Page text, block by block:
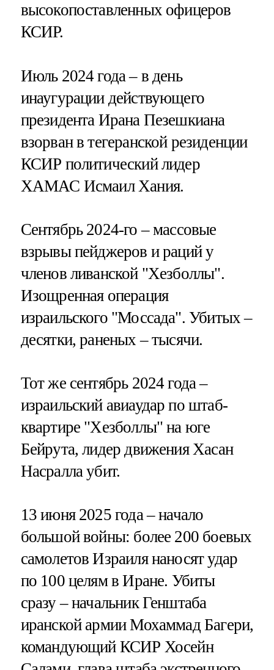
высокопоставленных офицеров
КСИР.
Июль 2024 года – в день
инаугурации действующего
президента Ирана Пезешкиана
взорван в тегеранской резиденции
КСИР политический лидер
ХАМАС Исмаил Хания.
Сентябрь 2024-го – массовые
взрывы пейджеров и раций у
членов ливанской "Хезболлы".
Изощренная операция
израильского "Моссада". Убитых –
десятки, раненых – тысячи.
Тот же сентябрь 2024 года –
израильский авиаудар по штаб-
квартире "Хезболлы" на юге
Бейрута, лидер движения Хасан
Насралла убит.
13 июня 2025 года – начало
большой войны: более 200 боевых
самолетов Израиля наносят удар
по 100 целям в Иране. Убиты
сразу – начальник Генштаба
иранской армии Мохаммад Багери,
командующий КСИР Хосейн